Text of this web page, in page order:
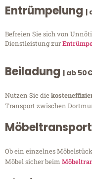
Entrümpelung |
Befreien Sie sich von
Dienstleistung zur
Beiladung | ab
Nutzen Sie die
Transport zwischen
Möbeltransport
Ob ein einzelnes
Möbel sicher beim